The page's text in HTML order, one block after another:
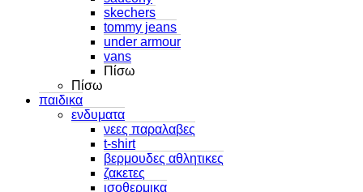
skechers
tommy jeans
under armour
vans
Πίσω
Πίσω
παιδικα
ενδυματα
νεες παραλαβες
t-shirt
βερμουδες αθλητικες
ζακετες
ισοθερμικα